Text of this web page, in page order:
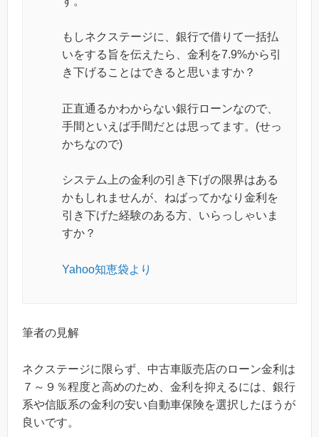
もしネクステージに、銀行で借りて一括払
いをする旨を伝えたら、金利を7.9%から引
き下げることはできると思いますか？
正直通るかわからない銀行ローンなので、
手間といえば手間だとは思ってます。(せっ
かちなので)
システム上の金利の引き下げの限界はある
かもしれませんが、ねばってかなり金利を
引き下げた経験のある方、いらっしゃいま
すか？
Yahoo知恵袋より
筆者の見解
ネクステージに限らず、中古車販売店のローン金利は
７～９％程度と高めのため、金利を抑えるには、銀行
系や信販系の金利の安い自動車保険を選択したほうが
良いです。